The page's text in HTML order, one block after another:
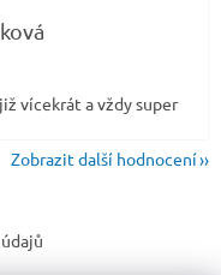
5 hvězdiček.
vícekrát a vždy super
Zobrazit další hodnocení